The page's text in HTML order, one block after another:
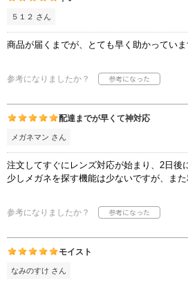
５１２ さん
商品が届くまでが、とても早く助かっていま
参考になりましたか？
配達までが早くて神対応
メガネマン さん
注文してすぐにレンズ対応が始まり、2日後
少しメガネを探す機能は少ないですが、また
参考になりましたか？
モイスト
なみのすけ さん